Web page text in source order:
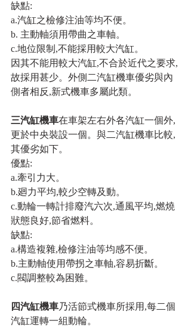
缺點:
a.汽缸之檢修注油等均不便。
b. 主動軸須用帶曲之車軸。
c.地位限制,不能採用較大汽缸。
因其不能用較大汽缸,不合於近代之要求,
故採用甚少。外側二汽缸機車優劣與內
側者相反,新式機車多屬此類。
三汽缸機車在車架左右外各汽缸一個外,
更於中央裝設一個。與二汽缸機車比較,
其優劣如下。
優點:
a.牽引力大。
b.廻力平均,較少空轉及動。
c.動輪一轉計排廢汽六次,通風平均,燃燒
狀態良好,節省燃料。
缺點:
a.構造複雜,檢修注油等均感不便。
b.主動軸使用帶拐之車軸,容易折斷。
c.閥調整較為困難。
四汽缸機車乃活節式機車所採用,每二個
汽缸運轉一組動輪。